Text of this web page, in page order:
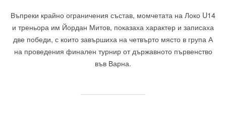
Въпреки крайно ограничения състав, момчетата на Локо U14
и треньора им Йордан Митов, показаха характер и записаха
две победи, с които завършиха на четвърто място в група А
на проведения финален турнир от държавното първенство
във Варна.